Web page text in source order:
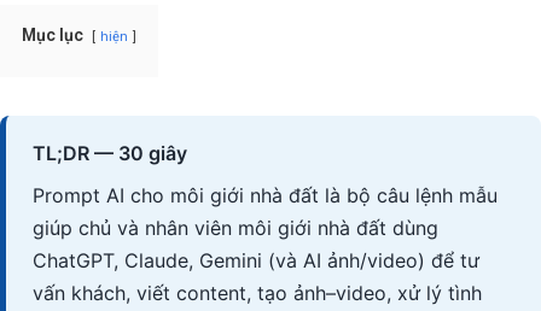
Mục lục hiện
TL;DR — 30 giây
Prompt AI cho môi giới nhà đất là bộ câu lệnh mẫu
giúp chủ và nhân viên môi giới nhà đất dùng
ChatGPT, Claude, Gemini (và AI ảnh/video) để tư
vấn khách, viết content, tạo ảnh–video, xử lý tình